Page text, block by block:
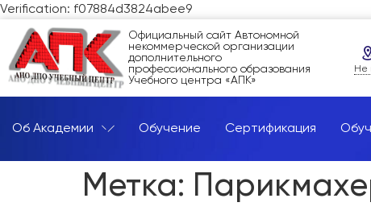
Verification: f07884d3824abee9
Официальный сайт Автономной
некоммерческой организации
дополнительного
профессионального образования
Учебного центра «АПК»
Не
Об Академии Обучение Сертификация
Метка: